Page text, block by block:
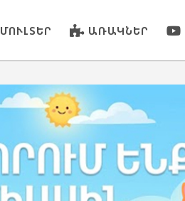
ՄՈՒԼՏԵՐ ԱՌԱԿՆԵՐ